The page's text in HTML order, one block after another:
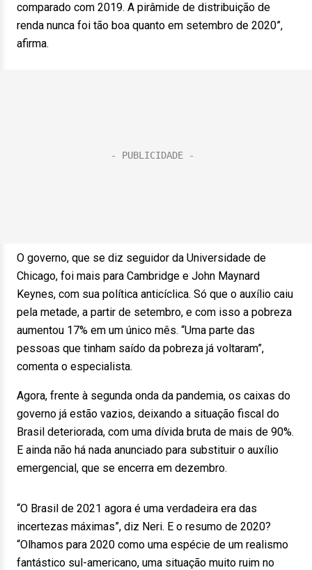
comparado com 2019. A pirâmide de distribuição de
renda nunca foi tão boa quanto em setembro de 2020”,
afirma.
O governo, que se diz seguidor da Universidade de
Chicago, foi mais para Cambridge e John Maynard
Keynes, com sua política anticíclica. Só que o auxílio caiu
pela metade, a partir de setembro, e com isso a pobreza
aumentou 17% em um único mês. “Uma parte das
pessoas que tinham saído da pobreza já voltaram”,
comenta o especialista.
Agora, frente à segunda onda da pandemia, os caixas do
governo já estão vazios, deixando a situação fiscal do
Brasil deteriorada, com uma dívida bruta de mais de 90%.
E ainda não há nada anunciado para substituir o auxílio
emergencial, que se encerra em dezembro.
“O Brasil de 2021 agora é uma verdadeira era das
incertezas máximas”, diz Neri. E o resumo de 2020?
“Olhamos para 2020 como uma espécie de um realismo
fantástico sul-americano, uma situação muito ruim no